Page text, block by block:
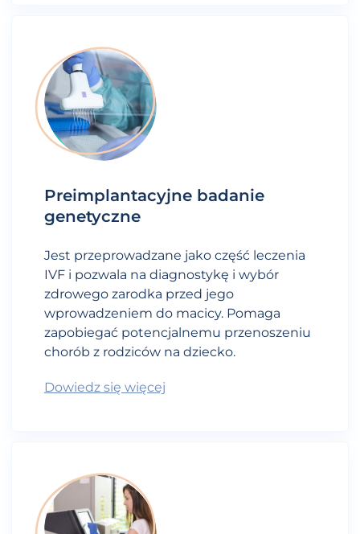
Preimplantacyjne badanie
genetyczne
Jest przeprowadzane jako część leczenia
IVF i pozwala na diagnostykę i wybór
zdrowego zarodka przed jego
wprowadzeniem do macicy. Pomaga
zapobiegać potencjalnemu przenoszeniu
chorób z rodziców na dziecko.
Dowiedz się więcej